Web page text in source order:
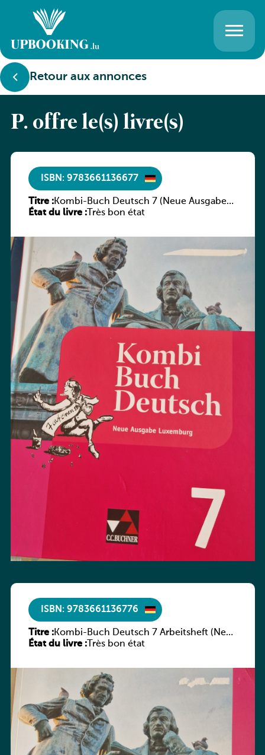
Retour aux annonces
P. offre le(s) livre(s)
ISBN: 9783661136677
Titre :Kombi-Buch Deutsch 7 (Neue Ausgabe
Luxemburg)
État du livre :Très bon état
ISBN: 9783661136776
Titre :Kombi-Buch Deutsch 7 Arbeitsheft (Neue
Ausgabe Luxemburg)
État du livre :Très bon état